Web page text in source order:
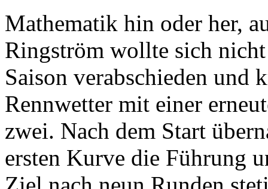
Mathematik hin oder her,
Ringström wollte sich nicht
Saison verabschieden und
Rennwetter mit einer
zwei. Nach dem Start
ersten Kurve die Führung